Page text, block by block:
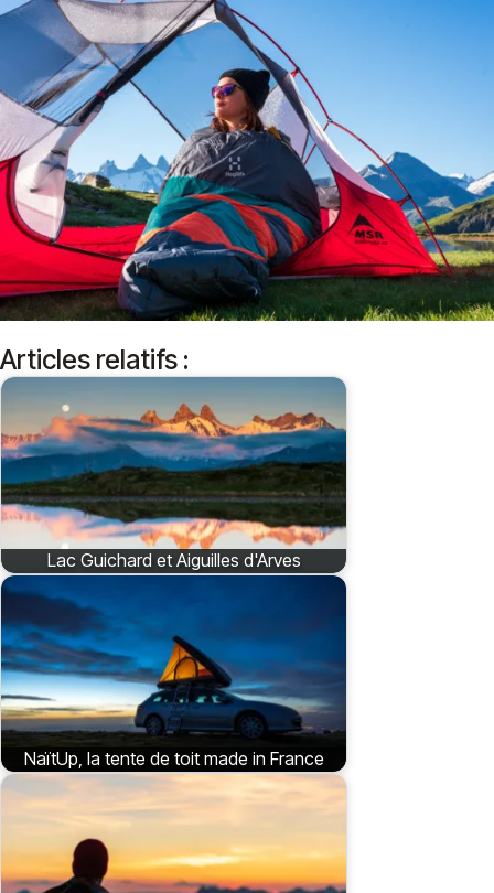
Articles relatifs :
Lac Guichard et Aiguilles d'Arves
NaïtUp, la tente de toit made in France